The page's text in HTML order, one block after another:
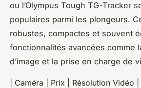
ou l’Olympus Tough TG-Tracker
populaires parmi les plongeurs.
robustes, compactes et souvent
fonctionnalités avancées comme
d’image et la prise en charge de
| Caméra | Prix | Résolution Vidéo